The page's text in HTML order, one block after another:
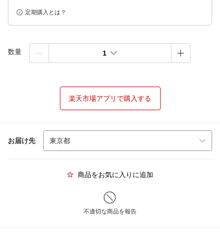
定期購入とは？
数量 1
楽天市場アプリで購入する
お届け先
商品をお気に入りに追加
不適切な商品を報告